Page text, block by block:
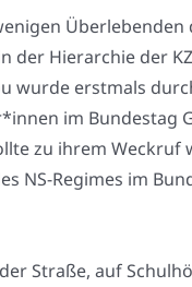
der Hier­ar­chie der
wur­de erst­mals
im Bun­des­tag
zu ihrem Weck­ruf
NS-Regimes im
Stra­ße, auf